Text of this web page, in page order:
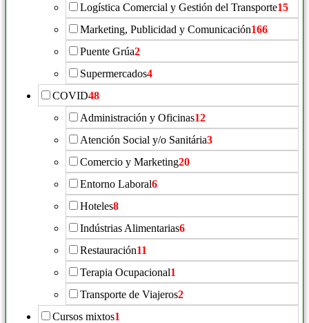
Logística Comercial y Gestión del Transporte15
Marketing, Publicidad y Comunicación166
Puente Grúa2
Supermercados4
COVID48
Administración y Oficinas12
Atención Social y/o Sanitária3
Comercio y Marketing20
Entorno Laboral6
Hoteles8
Indústrias Alimentarias6
Restauración11
Terapia Ocupacional1
Transporte de Viajeros2
Cursos mixtos1